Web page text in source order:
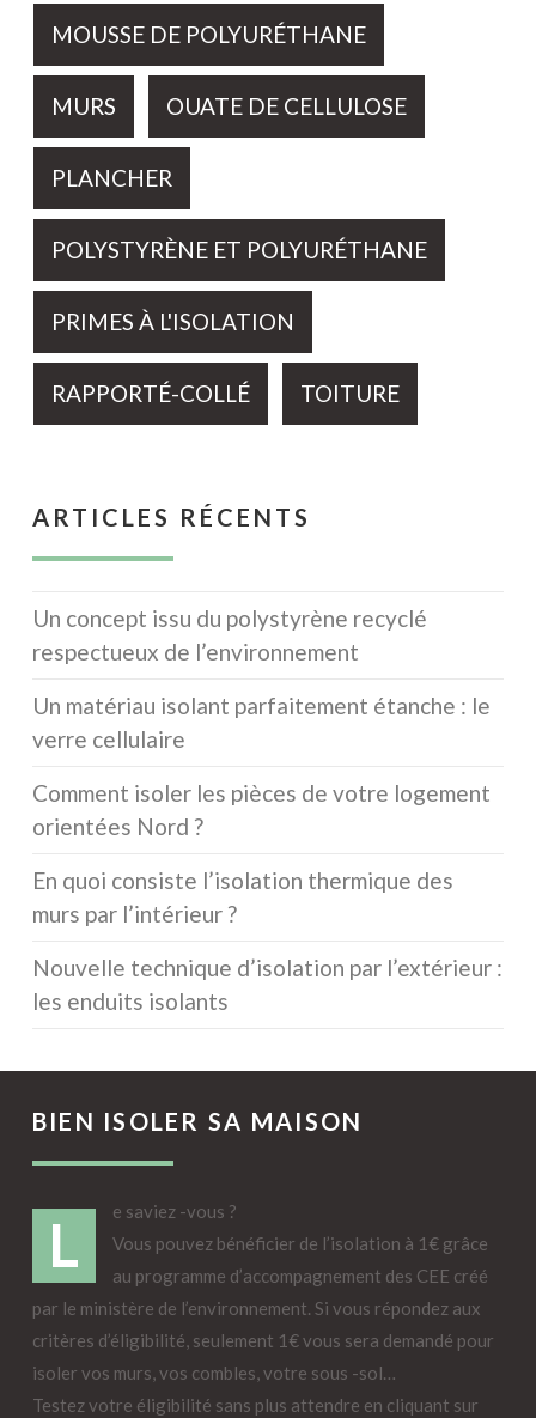
MOUSSE DE POLYURÉTHANE
MURS OUATE DE CELLULOSE
PLANCHER
POLYSTYRÈNE ET POLYURÉTHANE
PRIMES À L'ISOLATION
RAPPORTÉ-COLLÉ TOITURE
ARTICLES RÉCENTS
Un concept issu du polystyrène recyclé
respectueux de l’environnement
Un matériau isolant parfaitement étanche : le
verre cellulaire
Comment isoler les pièces de votre logement
orientées Nord ?
En quoi consiste l’isolation thermique des
murs par l’intérieur ?
Nouvelle technique d’isolation par l’extérieur :
les enduits isolants
BIEN ISOLER SA MAISON
L
e saviez -vous ?
Vous pouvez bénéficier de l’isolation à 1€ grâce
au programme d’accompagnement des CEE créé
par le ministère de l’environnement. Si vous répondez aux
critères d’éligibilité, seulement 1€ vous sera demandé pour
isoler vos murs, vos combles, votre sous -sol…
Testez votre éligibilité sans plus attendre en cliquant sur